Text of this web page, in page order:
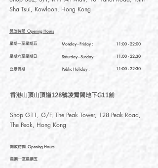
11:00 - 22:00
11:00 - 22:30
11:00 - 22:30
Sha Tsui, Kowloon, Hong Kong
開放時間 Opening Hours
星期一至星期五
星期六至星期日
公眾假期
Monday - Friday :
Saturday- Sunday :
Public Holiday :
香港山頂山頂道128號凌霄閣地下G11舖
Shop G11, G/F, The Peak Tower, 128 Peak Road,
The Peak, Hong Kong
開放時間 Opening Hours
星期一至星期五